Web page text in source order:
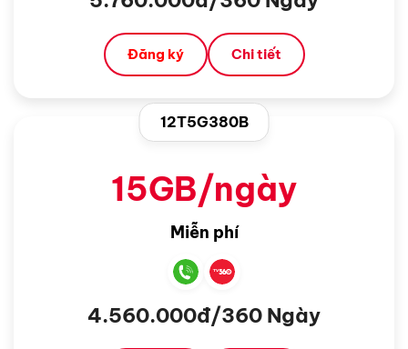
Đăng ký Chi tiết
12T5G380B
15GB/ngày
Miễn phí
4.560.000đ/360 Ngày